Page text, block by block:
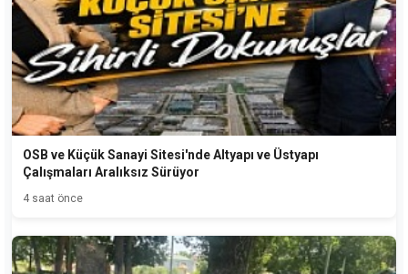
OSB ve Küçük Sanayi Sitesi'nde Altyapı ve Üstyapı
Çalışmaları Aralıksız Sürüyor
4 saat önce